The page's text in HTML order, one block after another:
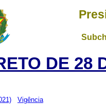
DE 28
Vigência